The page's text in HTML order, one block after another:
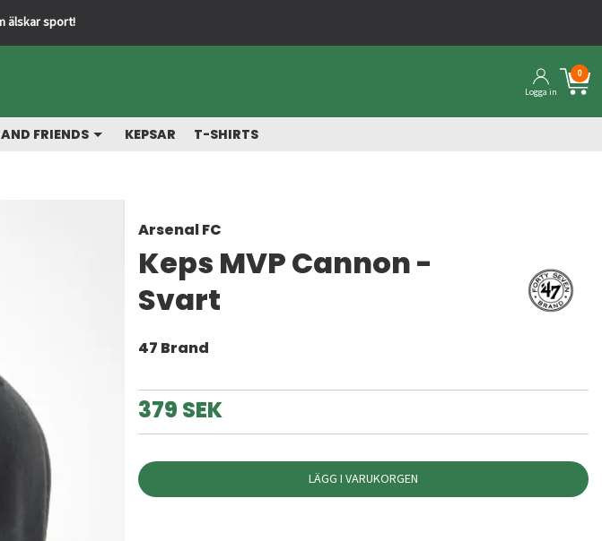
Logga in
0
AND FRIENDS KEPSAR T-SHIRTS
Arsenal FC
Keps MVP Cannon -
Svart
47 Brand
379 SEK
LÄGG I VARUKORGEN